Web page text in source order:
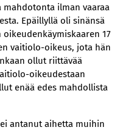
ilman vaaraa
Epäillyllä oli sinänsä
17
vaitiolo-oikeus, jota hän
ollut riittävää
oikeudestaan
enää edes mahdollista
antanut aihetta muihin